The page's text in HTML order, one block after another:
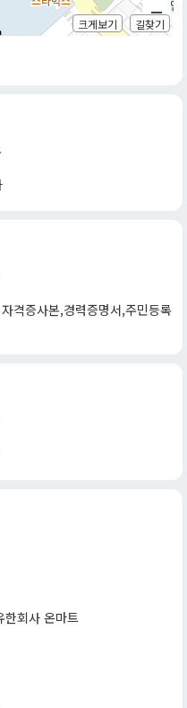
크게보기 길찾기
격증사본,경력증명서,주민등록
한회사 온마트